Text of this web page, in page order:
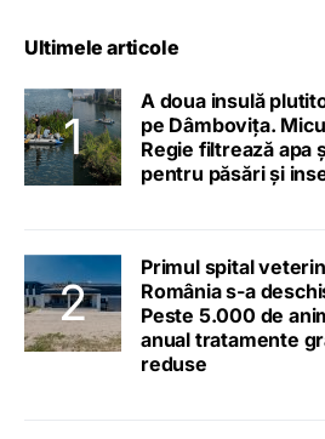
Ultimele articole
A doua insulă
pe Dâmbovița.
Regie filtrează apa
pentru păsări și
Primul spital
România s-a
Peste 5.000 de
anual tratamente
reduse